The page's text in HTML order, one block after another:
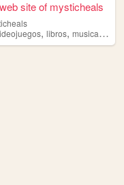
site of mysticheals
,libros,musica,